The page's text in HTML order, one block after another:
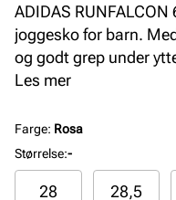
ADIDAS
joggesko for barn.
og godt grep under
støtte til aktive små
Les mer
Farge: Rosa
Størrelse:-
28 28,5